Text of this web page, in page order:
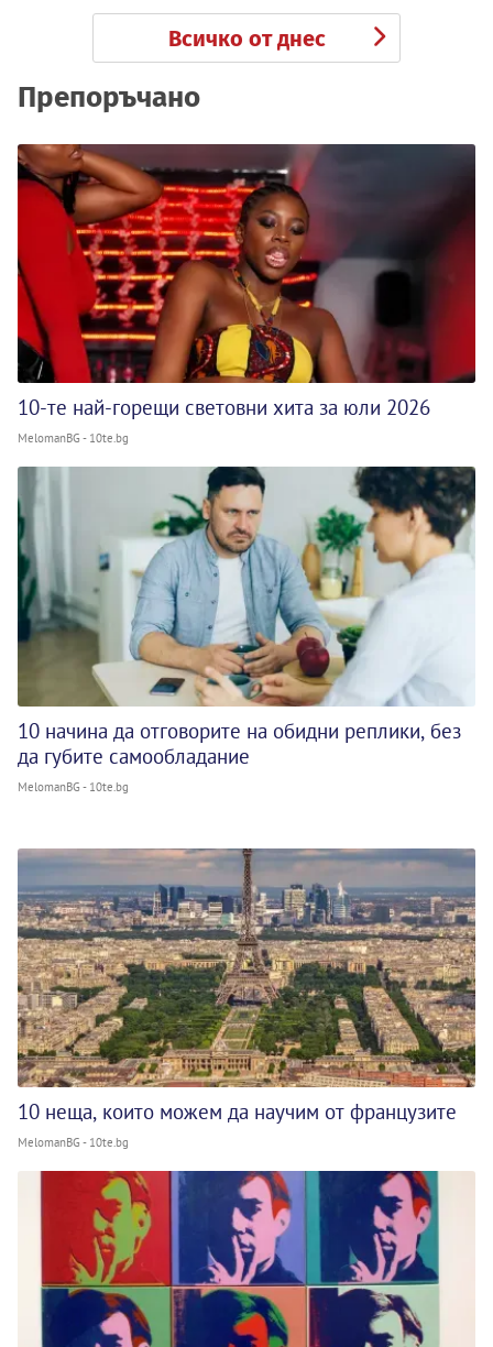
Всичко от днес
Препоръчано
10-те най-горещи световни хита за юли 2026
MelomanBG - 10te.bg
10 начина да отговорите на обидни реплики, без
да губите самообладание
MelomanBG - 10te.bg
10 неща, които можем да научим от французите
MelomanBG - 10te.bg